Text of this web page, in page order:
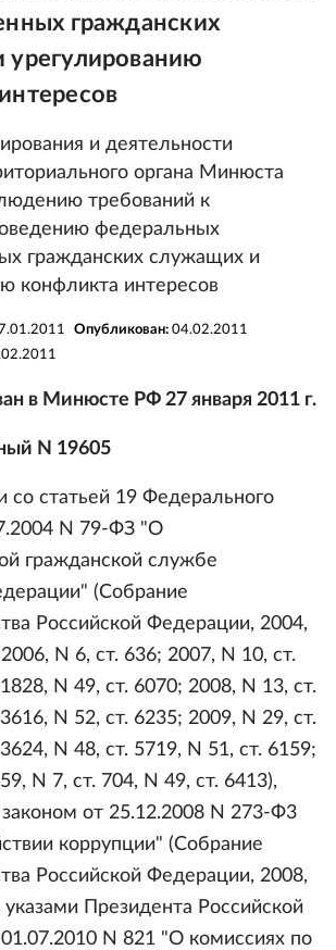
гражданских
и деятельности
органа Минюста
требований к
федеральных
гражданских служащих и
конфликта интересов
Опубликован: 04.02.2011
в Минюсте РФ 27 января 2011 г.
N 19605
со статьей 19 Федерального
N 79-ФЗ "О
гражданской службе
(Собрание
Российской Федерации, 2004,
N 6, ст. 636; 2007, N 10, ст.
N 49, ст. 6070; 2008, N 13, ст.
N 52, ст. 6235; 2009, N 29, ст.
N 48, ст. 5719, N 51, ст. 6159;
N 7, ст. 704, N 49, ст. 6413),
от 25.12.2008 N 273-Ф3
коррупции" (Собрание
Российской Федерации, 2008,
указами Президента Российской
N 821 "О комиссиях по